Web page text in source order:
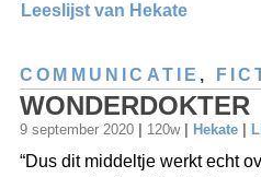
Leeslijst van Hekate
COMMUNICATIE ,
WONDERDOKTER
9 september 2020 120w Hekate
“Dus dit middeltje werkt echt